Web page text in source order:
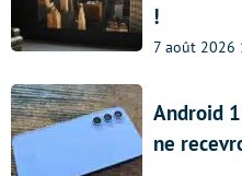
!
7 août 2026
Android
ne